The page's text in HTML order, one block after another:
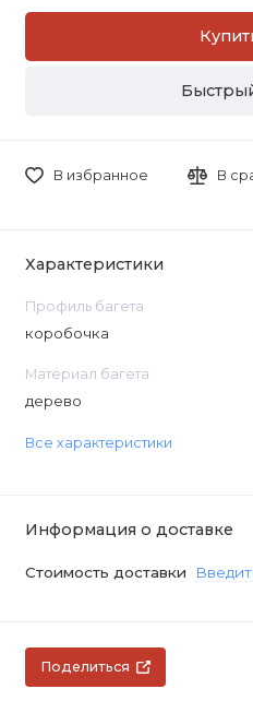
В избранное В
Характеристики
Профиль багета
коробочка
Материал багета
дерево
Все характеристики
Информация о доставке
Стоимость доставки
Поделиться